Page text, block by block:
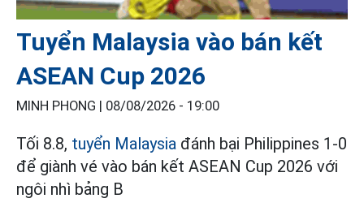
Tuyển Malaysia vào bán kết
ASEAN Cup 2026
MINH PHONG | 08/08/2026 - 19:00
Tối 8.8, tuyển Malaysia đánh bại Philippines 1-0
để giành vé vào bán kết ASEAN Cup 2026 với
ngôi nhì bảng B